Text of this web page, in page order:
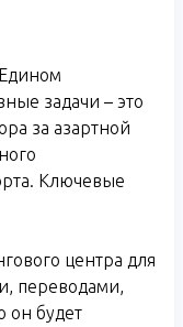
задачи – это
за азартной
Ключевые
центра для
переводами,
он будет